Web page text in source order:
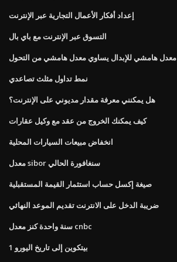
إعداد أفكار الأعمال التجارية عبر الإنترنت
التسوق عبر الإنترنت مع باي بال
معدل هامشي للإبدال يساوي معدل هامشي من التحول
نمط تداول مثلث تصاعدي
هل يمكنني معرفة مقدار مديوني على الإنترنت؟
كيف يمكنك الخروج من عقد مع وكيل عقارات
انخفاض مبيعات السيارات المحلية
معدل sibor سنغافورة الحالي
صيغة إكسل حساب استثمار القيمة المستقبلية
ضريبة الدخل على الانترنت تقديم الموعد النهائي
سنة واحدة كنز معدل cnbc
1 بيتكوين إلى تاريخ اليورو